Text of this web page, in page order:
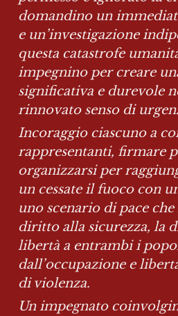
domandino un
e un’investigazione
questa catastrofe
impegnino per creare
significativa e durevole
rinnovato senso di
Incoraggio ciascuno a
rappresentanti, firmare
organizzarsi per
un cessate il fuoco con
uno scenario di pace
diritto alla sicurezza, la
libertà a entrambi i
dall’occupazione e
di violenza.
Un impegnato